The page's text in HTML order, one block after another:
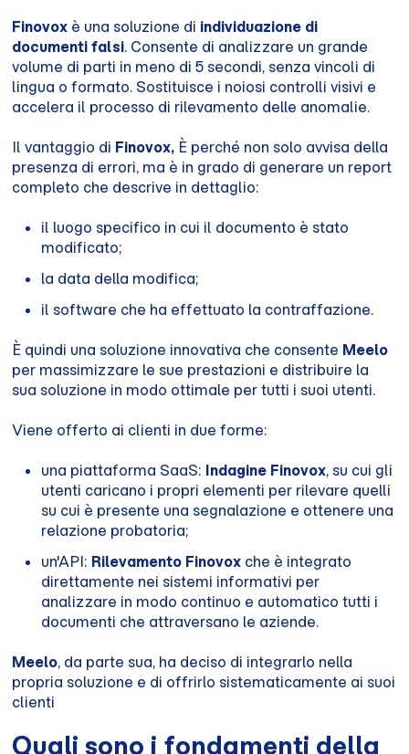
Finovox è una soluzione di individuazione di
documenti falsi. Consente di analizzare un grande
volume di parti in meno di 5 secondi, senza vincoli di
lingua o formato. Sostituisce i noiosi controlli visivi e
accelera il processo di rilevamento delle anomalie.
Il vantaggio di Finovox, È perché non solo avvisa della
presenza di errori, ma è in grado di generare un report
completo che descrive in dettaglio:
il luogo specifico in cui il documento è stato
modificato;
la data della modifica;
il software che ha effettuato la contraffazione.
È quindi una soluzione innovativa che consente Meelo
per massimizzare le sue prestazioni e distribuire la
sua soluzione in modo ottimale per tutti i suoi utenti.
Viene offerto ai clienti in due forme:
una piattaforma SaaS: Indagine Finovox, su cui gli
utenti caricano i propri elementi per rilevare quelli
su cui è presente una segnalazione e ottenere una
relazione probatoria;
un'API: Rilevamento Finovox che è integrato
direttamente nei sistemi informativi per
analizzare in modo continuo e automatico tutti i
documenti che attraversano le aziende.
Meelo, da parte sua, ha deciso di integrarlo nella
propria soluzione e di offrirlo sistematicamente ai suoi
clienti
Quali sono i fondamenti della